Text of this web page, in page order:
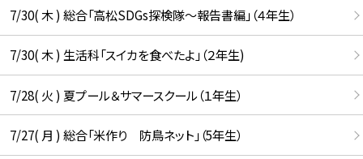
7/30( 木 ) 総合「高松SDGs探検隊〜報告書編」（４年生）
7/30( 木 ) 生活科「スイカを食べたよ」（２年生)
7/28( 火 ) 夏プール＆サマースクール（１年生）
7/27( 月 ) 総合「米作り 防鳥ネット」（5年生）